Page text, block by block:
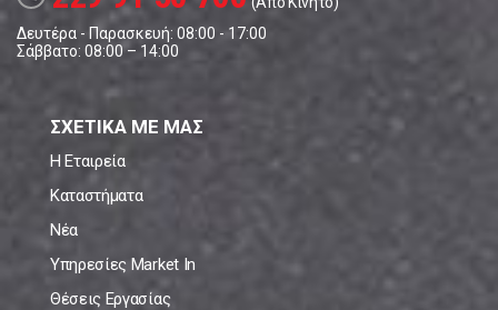
Δευτέρα - Παρασκευή: 08:00 - 17:00
Σάββατο: 08:00 – 14:00
ΣΧΕΤΙΚΑ ΜΕ ΜΑΣ
Η Εταιρεία
Καταστήματα
Νέα
Υπηρεσίες Market In
Θέσεις Εργασίας